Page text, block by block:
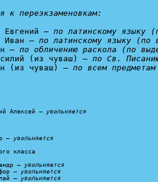
к переэкзаменовкам:
Евгений – по латинскому языку
Иван – по латинскому языку (по
– по обличению раскола (по
(из чуваш) – по Св.
(из чуваш) – по всем предметам
Алексей – увольняется
– увольняется
класса
– увольняется
– увольняется
– увольняется